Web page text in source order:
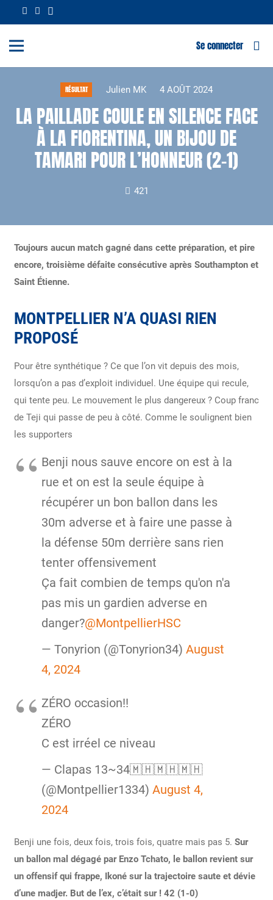
Se connecter
RÉSULTAT Julien MK 4 AOÛT 2024
LA PAILLADE COULE EN SILENCE FACE
À LA FIORENTINA, UN BIJOU DE
TAMARI POUR L’HONNEUR (2-1)
421
Toujours aucun match gagné dans cette préparation, et pire
encore, troisième défaite consécutive après Southampton et
Saint Étienne.
MONTPELLIER N’A QUASI RIEN
PROPOSÉ
Pour être synthétique ? Ce que l’on vit depuis des mois,
lorsqu’on a pas d’exploit individuel. Une équipe qui recule,
qui tente peu. Le mouvement le plus dangereux ? Coup franc
de Teji qui passe de peu à côté. Comme le soulignent bien
les supporters
Benji nous sauve encore on est à la
rue et on est la seule équipe à
récupérer un bon ballon dans les
30m adverse et à faire une passe à
la défense 50m derrière sans rien
tenter offensivement
Ça fait combien de temps qu'on n'a
pas mis un gardien adverse en
danger?@MontpellierHSC
— Tonyrion (@Tonyrion34) August
4, 2024
ZÉRO occasion!!
ZÉRO
C est irréel ce niveau
— Clapas 13~34🇲🇭🇲🇭🇲🇭
(@Montpellier1334) August 4,
2024
Benji une fois, deux fois, trois fois, quatre mais pas 5. Sur
un ballon mal dégagé par Enzo Tchato, le ballon revient sur
un offensif qui frappe, Ikoné sur la trajectoire saute et dévie
d’une madjer. But de l’ex, c’était sur ! 42 (1-0)